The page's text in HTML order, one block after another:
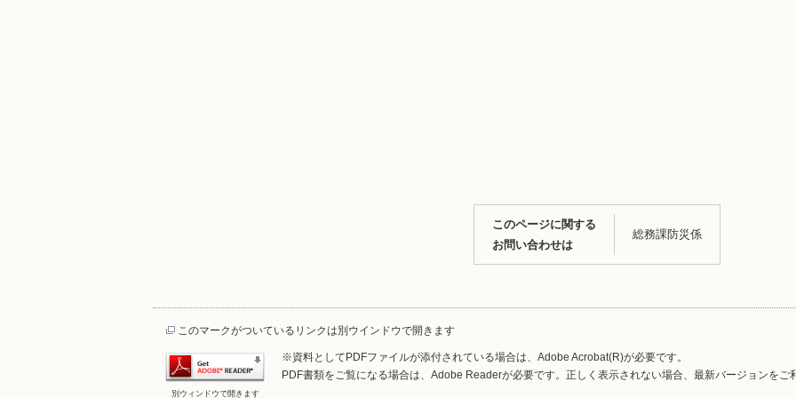
このページに関する
お問い合わせは
総務課防災係
このマークがついているリンクは別ウインドウで開きます
別ウィンドウで開きます
※資料としてPDFファイルが添付されている場合は、Adobe Acrobat(R)が必要です。
PDF書類をご覧になる場合は、Adobe Readerが必要です。正しく表示されない場合、最新バージョンをご